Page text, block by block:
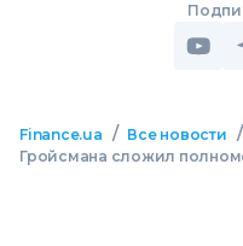
Finance.ua / Все новости /
Гройсмана сложил